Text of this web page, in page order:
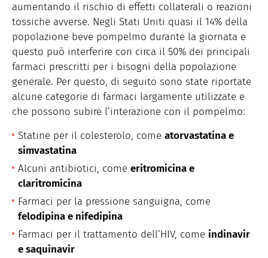
aumentando il rischio di effetti collaterali o reazioni
tossiche avverse. Negli Stati Uniti quasi il 14% della
popolazione beve pompelmo durante la giornata e
questo può interferire con circa il 50% dei principali
farmaci prescritti per i bisogni della popolazione
generale. Per questo, di seguito sono state riportate
alcune categorie di farmaci largamente utilizzate e
che possono subire l’interazione con il pompelmo:
Statine per il colesterolo, come atorvastatina e
simvastatina
Alcuni antibiotici, come eritromicina e
claritromicina
Farmaci per la pressione sanguigna, come
felodipina e nifedipina
Farmaci per il trattamento dell’HIV, come indinavir
e saquinavir